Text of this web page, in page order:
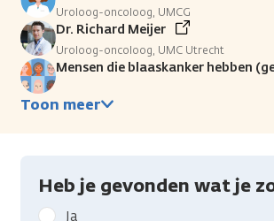
Uroloog-oncoloog, UMCG
Dr. Richard Meijer
Uroloog-oncoloog, UMC Utrecht
Mensen die blaaskanker hebben
Toon meer
Heb je gevonden wat je
GeefJa